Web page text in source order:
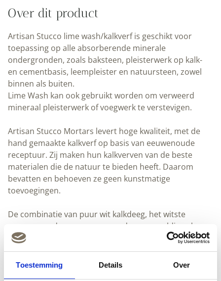
Toestemming Details Over
Over dit product
Artisan Stucco lime wash/kalkverf is geschikt voor
toepassing op alle absorberende minerale
ondergronden, zoals baksteen, pleisterwerk op kalk-
en cementbasis, leempleister en natuursteen, zowel
binnen als buiten.
Lime Wash kan ook gebruikt worden om verweerd
mineraal pleisterwerk of voegwerk te verstevigen.
Artisan Stucco Mortars levert hoge kwaliteit, met de
hand gemaakte kalkverf op basis van eeuwenoude
receptuur. Zij maken hun kalkverven van de beste
materialen die de natuur te bieden heeft. Daarom
bevatten en behoeven ze geen kunstmatige
toevoegingen.
De combinatie van puur wit kalkdeeg, het witste
marmerpoeder en marmerzand en zorgvuldig gekozen
minerale pigmenten bieden een breed scala van
bijzonder duurzame afwerkingen met unieke diepte en
briljante kleuren die nooit zullen vervagen.